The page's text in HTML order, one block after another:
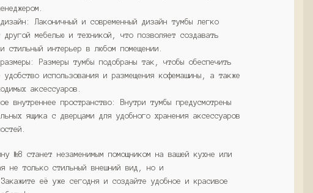
Лаконичный и современный дизайн тумбы легко
другой мебелью и техникой, что позволяет создавать
стильный интерьер в любом помещении.
Размеры тумбы подобраны так, чтобы обеспечить
удобство использования и размещения кофемашины, а также
аксессуаров.
внутреннее пространство: Внутри тумбы предусмотрены
ящика с дверцами для удобного хранения аксессуаров
№8 станет незаменимым помощником на вашей кухне или
не только стильный внешний вид, но и
её уже сегодня и создайте удобное и красивое